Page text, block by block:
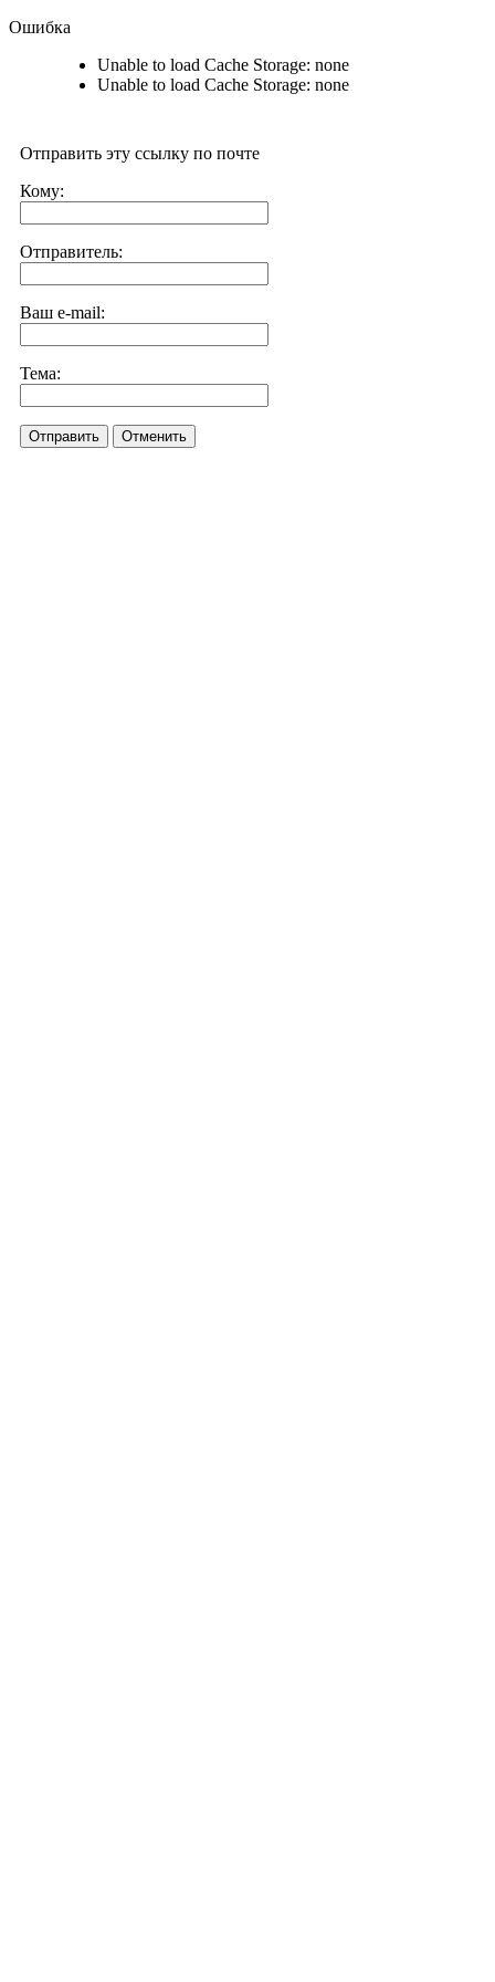
Ошибка
Unable to load Cache Storage: none
Unable to load Cache Storage: none
Отправить эту ссылку по почте
Кому:
Отправитель:
Ваш e-mail:
Тема:
Отправить Отменить